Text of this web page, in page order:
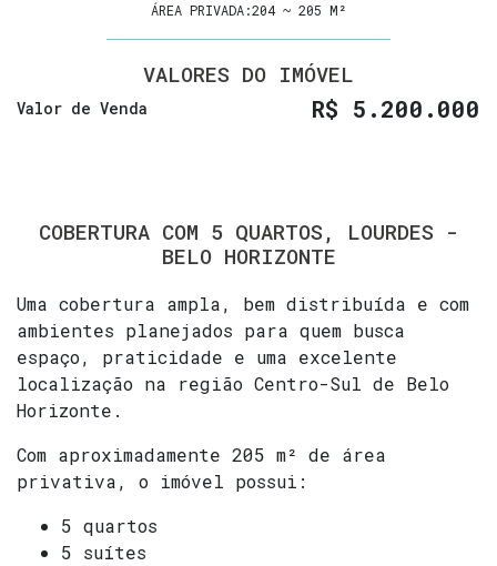
ÁREA PRIVADA:204 ~ 205 M²
VALORES DO IMÓVEL
R$ 5.200.000
Valor de Venda
COBERTURA COM 5 QUARTOS, LOURDES -
BELO HORIZONTE
Uma cobertura ampla, bem distribuída e com
ambientes planejados para quem busca
espaço, praticidade e uma excelente
localização na região Centro-Sul de Belo
Horizonte.
Com aproximadamente 205 m² de área
privativa, o imóvel possui:
5 quartos
5 suítes